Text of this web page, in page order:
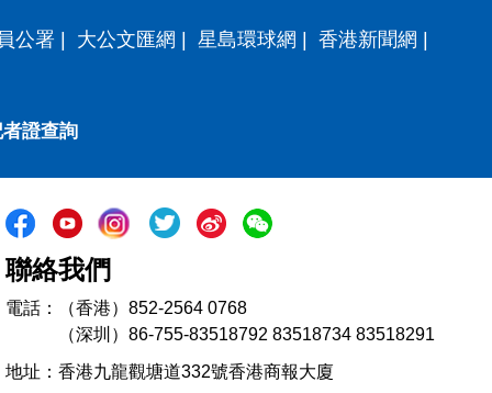
公署 大公文匯網 星島環球網 香港新聞網
證查詢
聯絡我們
電話：（香港）852-2564 0768
（深圳）86-755-83518792 83518734 83518291
地址：香港九龍觀塘道332號香港商報大廈